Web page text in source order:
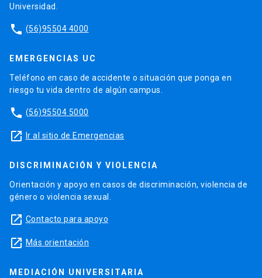
Universidad.
phone (56)95504 4000
EMERGENCIAS UC
Teléfono en caso de accidente o situación que ponga en
riesgo tu vida dentro de algún campus.
phone (56)95504 5000
launch Ir al sitio de Emergencias
DISCRIMINACIÓN Y VIOLENCIA
Orientación y apoyo en casos de discriminación, violencia de
género o violencia sexual.
launch Contacto para apoyo
launch Más orientación
MEDIACIÓN UNIVERSITARIA